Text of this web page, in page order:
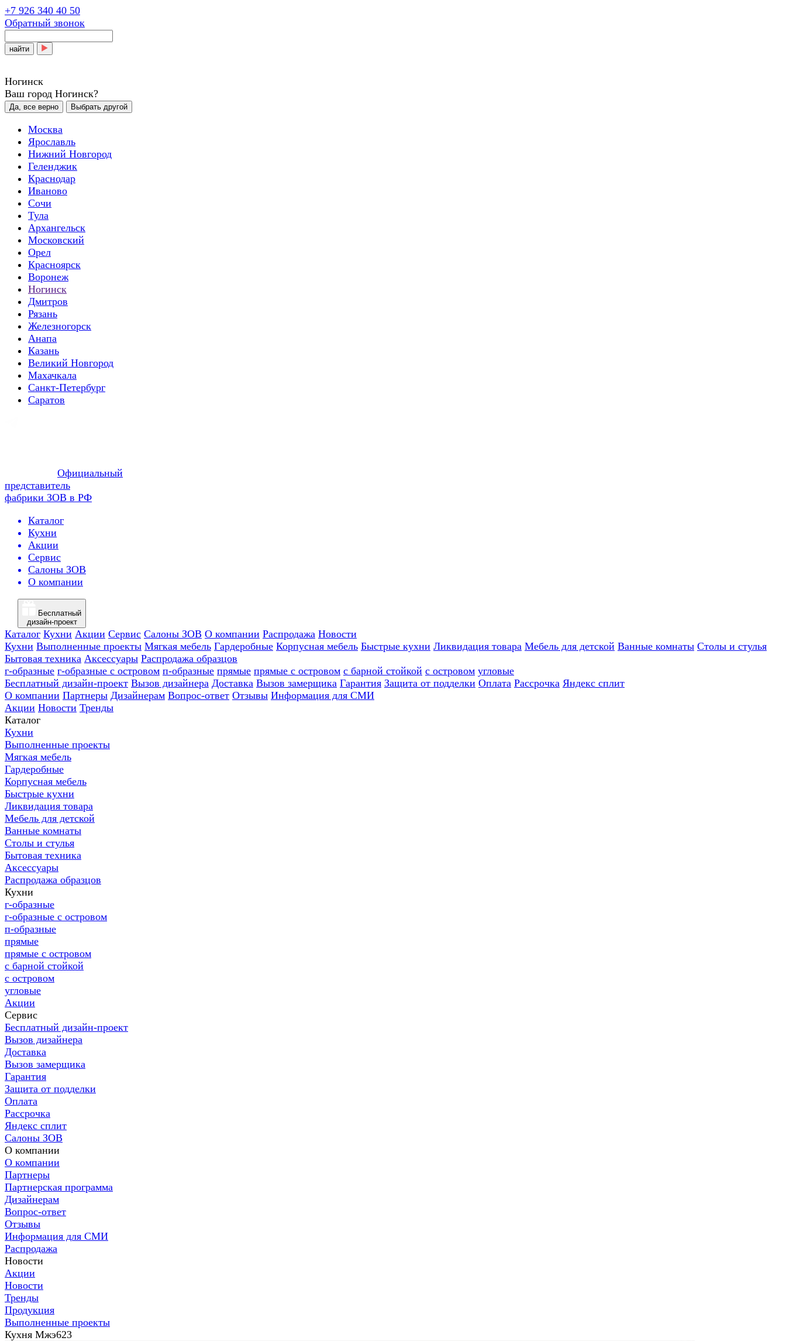
+7 926 340 40 50
Обратный звонок
найти
Ногинск
Ваш город Ногинск?
Да, все верно Выбрать другой
Москва
Ярославль
Нижний Новгород
Геленджик
Краснодар
Иваново
Сочи
Тула
Архангельск
Московский
Орел
Красноярск
Воронеж
Ногинск
Дмитров
Рязань
Железногорск
Анапа
Казань
Великий Новгород
Махачкала
Санкт-Петербург
Саратов
Официальный
представитель
фабрики ЗОВ в РФ
Каталог
Кухни
Акции
Сервис
Салоны ЗОВ
О компании
Бесплатный
дизайн-проект
Каталог Кухни Акции Сервис Салоны ЗОВ О компании Распродажа Новости
Кухни Выполненные проекты Мягкая мебель Гардеробные Корпусная мебель Быстрые кухни Ликвидация товара Мебель для детской Ванные комнаты Столы и стулья
Бытовая техника Аксессуары Распродажа образцов
г-образные г-образные с островом п-образные прямые прямые с островом с барной стойкой с островом угловые
Бесплатный дизайн-проект Вызов дизайнера Доставка Вызов замерщика Гарантия Защита от подделки Оплата Рассрочка Яндекс сплит
О компании Партнеры Дизайнерам Вопрос-ответ Отзывы Информация для СМИ
Акции Новости Тренды
Каталог
Кухни
Выполненные проекты
Мягкая мебель
Гардеробные
Корпусная мебель
Быстрые кухни
Ликвидация товара
Мебель для детской
Ванные комнаты
Столы и стулья
Бытовая техника
Аксессуары
Распродажа образцов
Кухни
г-образные
г-образные с островом
п-образные
прямые
прямые с островом
с барной стойкой
с островом
угловые
Акции
Сервис
Бесплатный дизайн-проект
Вызов дизайнера
Доставка
Вызов замерщика
Гарантия
Защита от подделки
Оплата
Рассрочка
Яндекс сплит
Салоны ЗОВ
О компании
О компании
Партнеры
Партнерская программа
Дизайнерам
Вопрос-ответ
Отзывы
Информация для СМИ
Распродажа
Новости
Акции
Новости
Тренды
Продукция
Выполненные проекты
Кухня Мжэ623